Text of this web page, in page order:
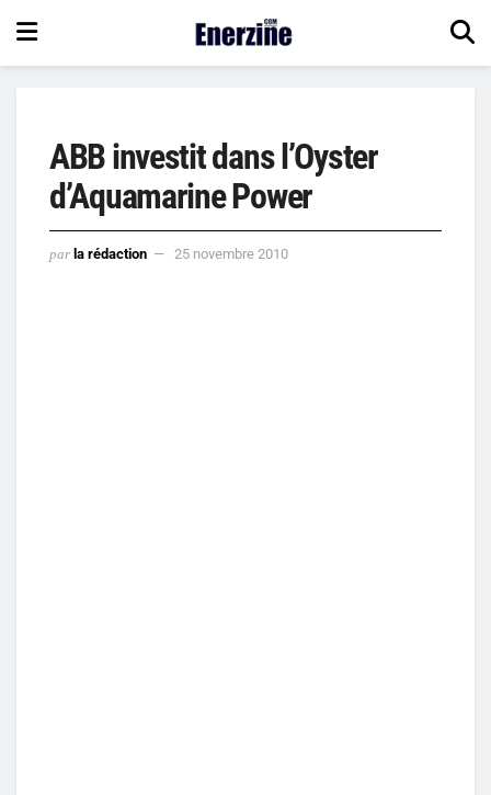
ABB investit dans l’Oyster
d’Aquamarine Power
par la rédaction 25 novembre 2010